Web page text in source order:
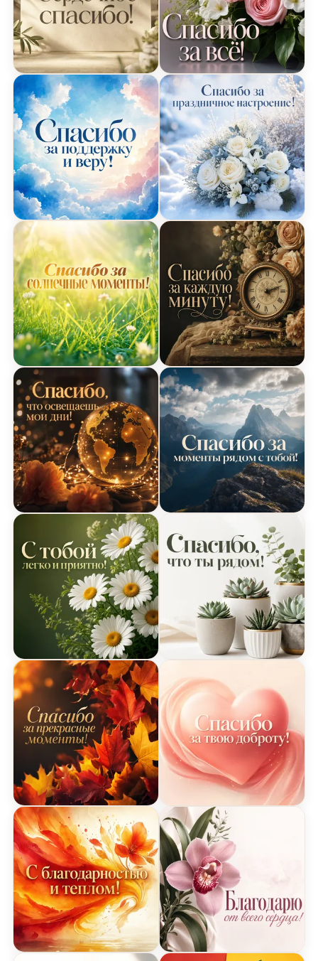
Минималистичная открытка Спасибо
Акварельная открытка Спасибо с облаками
Пастельная открытка Спасибо с солнечными
Кинематографическая открытка Спасибо с
Элегантная открытка Спасибо с ромашками
Яркая открытка Спасибо с осенними листьями
Цветная открытка Спасибо
Открытка Спасибо с
Зимняя открытка
Элегантная открытка
Фотографическая
Минималистичная
Пастельная открытка
Элегантная открытка